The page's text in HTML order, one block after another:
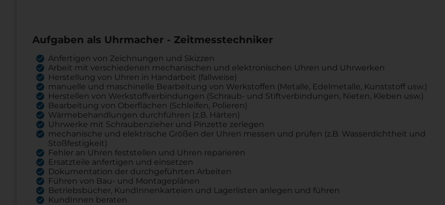
Aufgaben als Uhrmacher - Zeitmesstechniker
Anfertigen von Zeichnungen und Skizzen
Arbeit mit verschiedenen mechanischen und elektronischen Uhren und Uhrwerken
Herstellung von Uhren in Handarbeit (fallweise)
manuelle und maschinelle Bearbeitung von Werkstoffen (Metalle, Edelmetalle, Kunststoff usw.)
Herstellen von Werkstoffverbindungen (Schraub- und Stiftverbindungen, Nieten, Kleben usw.)
Bearbeitung von Oberflächen (Schleifen, Polieren)
Wärmebehandlungen durchführen (z.B. Härten)
Uhrwerke mit Schraubenzieher und Pinzette zerlegen
mechanische und elektrische Größen der Uhren messen und prüfen (z.B. Wasserdichtheit und
Stoßfestigkeit)
Fehler an Uhren feststellen und Uhren reparieren
Ersatzteile anfertigen und einsetzen
Dokumentation der durchgeführten Arbeiten
Führen von Bau- und Montageplänen
Betriebsbücher, KundInnenkarteien und Lagerlisten anlegen und führen
KundInnen beraten